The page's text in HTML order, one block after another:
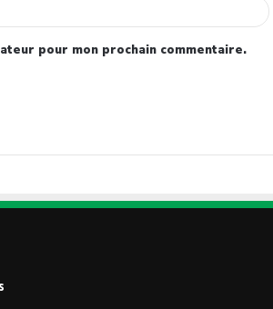
pour mon prochain commentaire.